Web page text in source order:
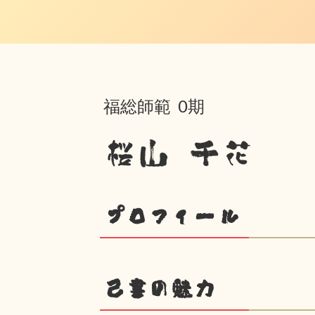
福総師範 0期
桜山 千花
プロフィール
己書の魅力